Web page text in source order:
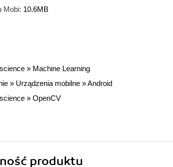
Mobi: 10.6MB
» Machine Learning
» Urządzenia mobilne »Android
» OpenCV
produktu